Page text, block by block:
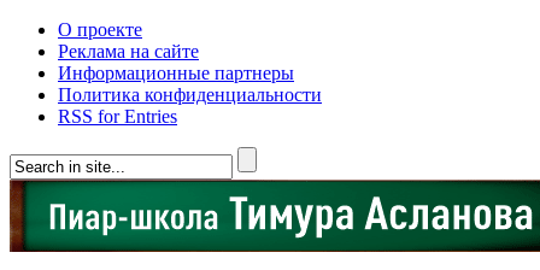
О проекте
Реклама на сайте
Информационные партнеры
Политика конфиденциальности
RSS for Entries